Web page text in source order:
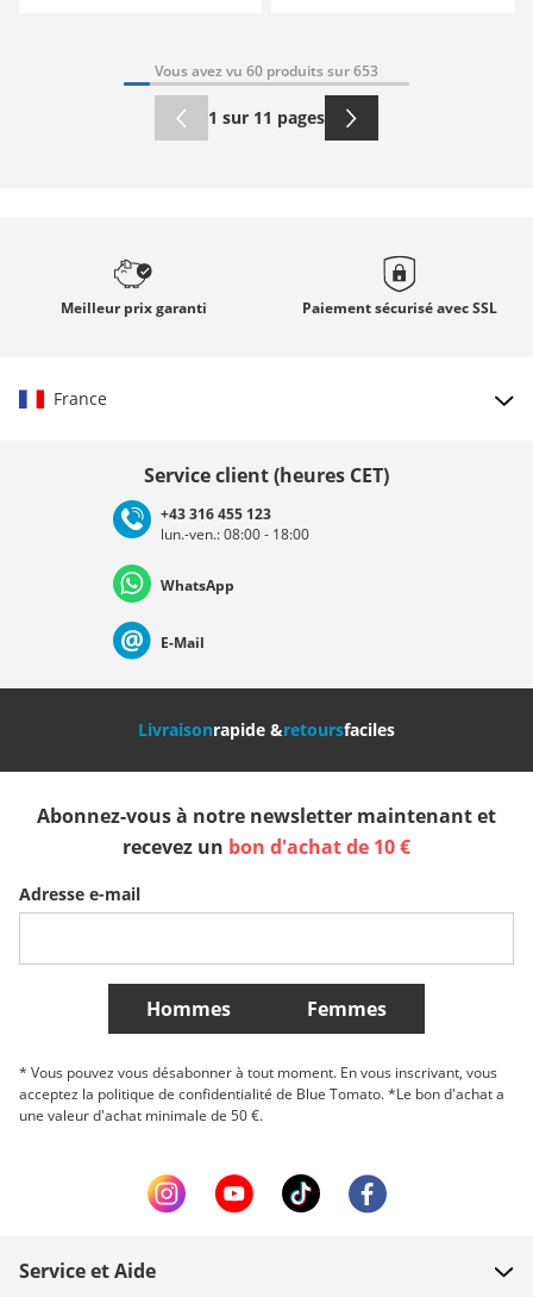
Vous avez vu 60 produits sur 653
1 sur 11 pages
Meilleur prixgaranti Paiement sécurisé avecSSL
France
Deutschland Österreich
Nederland Italia (Italiano) Italien (Deutsch)
Slovenija België (Nederlands)
Belgique (Français) Danmark Norge
Plus de Pays
Service client (heures CET)
+43 316 455 123
lun.-ven.: 08:00 - 18:00
WhatsApp
E-Mail
Livraisonrapide &retoursfaciles
Abonnez-vous à notre newsletter maintenant et
recevez un bon d'achat de 10 €
Adresse e-mail
Hommes Femmes
* Vous pouvez vous désabonner à tout moment. En vous inscrivant, vous
acceptez la politique de confidentialité de Blue Tomato. *Le bon d'achat a
une valeur d'achat minimale de 50 €.
Service et Aide